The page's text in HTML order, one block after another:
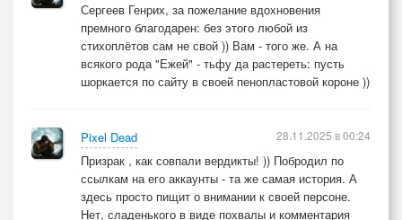
Сергеев Генрих, за пожелание вдохновения
премного благодарен: без этого любой из
стихоплётов сам не свой )) Вам - того же. А на
всякого рода "Ежей" - тьфу да растереть: пусть
шоркается по сайту в своей пенопластовой короне ))
Pixel Dead
Призрак , как совпали вердикты! )) Побродил по
ссылкам на его аккаунты - та же самая история. А
здесь просто пищит о внимании к своей персоне.
Нет, сладенького в виде похвалы и комментария
28.11.2025 в 00:24